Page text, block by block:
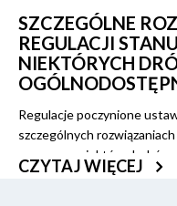
SZCZEGÓLNE
REGULACJI
NIEKTÓRYCH
Regulacje poczynione
szczególnych
prawnego niektórych dróg
ułatwienie nabywania
CZYTAJ WIĘCEJ